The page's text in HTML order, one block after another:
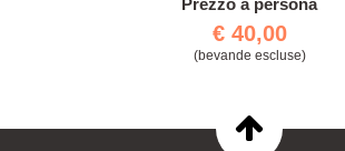
Prezzo a persona
€ 40,00
(bevande escluse)